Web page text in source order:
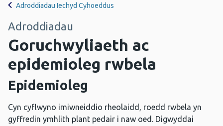
Adroddiadau Iechyd Cyhoeddus
Adroddiadau
Goruchwyliaeth ac
epidemioleg rwbela
Epidemioleg
Cyn cyflwyno imiwneiddio rheolaidd, roedd rwbela yn
gyffredin ymhlith plant pedair i naw oed. Digwyddai